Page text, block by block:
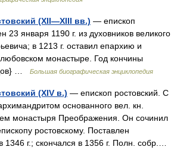
(XII—XIII вв.) — епископ
23 января 1190 г. из духовников великого
в 1213 г. оставил епархию и
монастыре. Год кончины
…
Большая биографическая энциклопедия
(XIV в.) — епископ ростовский. С
основанного вел. кн.
монастыря Преображения. Он сочинил
ростовскому. Поставлен
1346 г.; скончался в 1356 г. Полн. собр.…